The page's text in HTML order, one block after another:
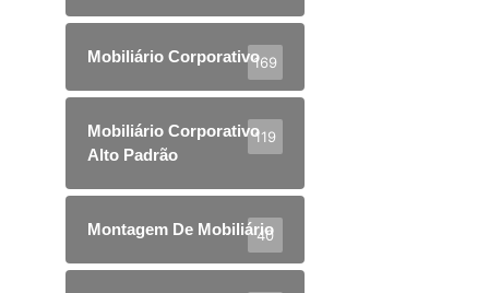
Mobiliário Corporativo169
Mobiliário Corporativo
Alto Padrão
119
Montagem De Mobiliário
40